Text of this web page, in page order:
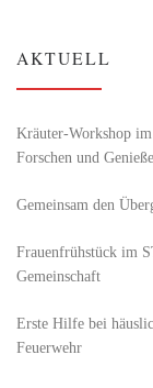
AKTUELL
Kräuter-Workshop
Forschen und
Gemeinsam den
Frauenfrühstück im
Gemeinschaft
Erste Hilfe bei
Feuerwehr